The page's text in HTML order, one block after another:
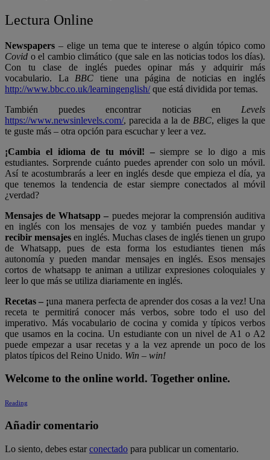
Lectura Online
Newspapers – elige un tema que te interese o algún tópico como
Covid o el cambio climático (que sale en las noticias todos los días).
Con tu clase de inglés puedes opinar más y adquirir más
vocabulario. La BBC tiene una página de noticias en inglés
http://www.bbc.co.uk/learningenglish/que está dividida por temas.
También puedes encontrar noticias en Levels
https://www.newsinlevels.com/, parecida a la de BBC, eliges la que
te guste más – otra opción para escuchar y leer a vez.
¡Cambia el idioma de tu móvil! –siempre se lo digo a mis
estudiantes. Sorprende cuánto puedes aprender con solo un móvil.
Así te acostumbrarás a leer en inglés desde que empieza el día, ya
que tenemos la tendencia de estar siempre conectados al móvil
¿verdad?
Mensajes de Whatsapp – puedes mejorar la comprensión auditiva
en inglés con los mensajes de voz y también puedes mandar y
recibir mensajes en inglés. Muchas clases de inglés tienen un grupo
de Whatsapp, pues de esta forma los estudiantes tienen más
autonomía y pueden mandar mensajes en inglés. Esos mensajes
cortos de whatsapp te animan a utilizar expresiones coloquiales y
leer lo que más se utiliza diariamente en inglés.
Recetas – ¡una manera perfecta de aprender dos cosas a la vez! Una
receta te permitirá conocer más verbos, sobre todo el uso del
imperativo. Más vocabulario de cocina y comida y típicos verbos
que usamos en la cocina. Un estudiante con un nivel de A1 o A2
puede empezar a usar recetas y a la vez aprende un poco de los
platos típicos del Reino Unido. Win – win!
Welcome to the online world. Together online.
Reading
Añadir comentario
Lo siento, debes estarconectado para publicar un comentario.